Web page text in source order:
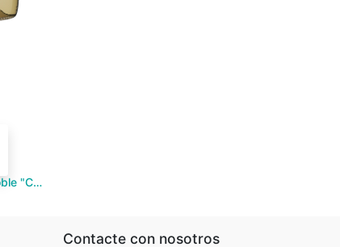
Vino Malbec Roble "Cavas del Artesano" 750ml
Contacte con nosotros